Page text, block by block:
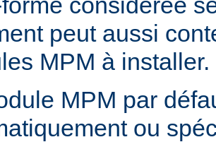
peut aussi
MPM à installer.
MPM par
ou